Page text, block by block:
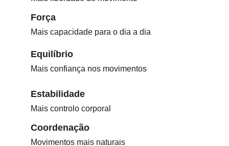
Força
Mais capacidade para o dia a dia
Equilíbrio
Mais confiança nos movimentos
Estabilidade
Mais controlo corporal
Coordenação
Movimentos mais naturais